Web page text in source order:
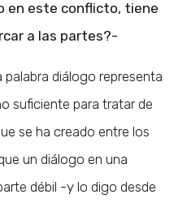
en este conflicto, tiene
a las partes?-
diálogo representa
suficiente para tratar de
se ha creado entre los
un diálogo en una
débil -y lo digo desde